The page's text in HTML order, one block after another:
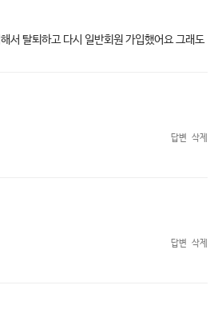
서 탈퇴하고 다시 일반회원 가입했어요 그래도
답변 삭제
답변 삭제